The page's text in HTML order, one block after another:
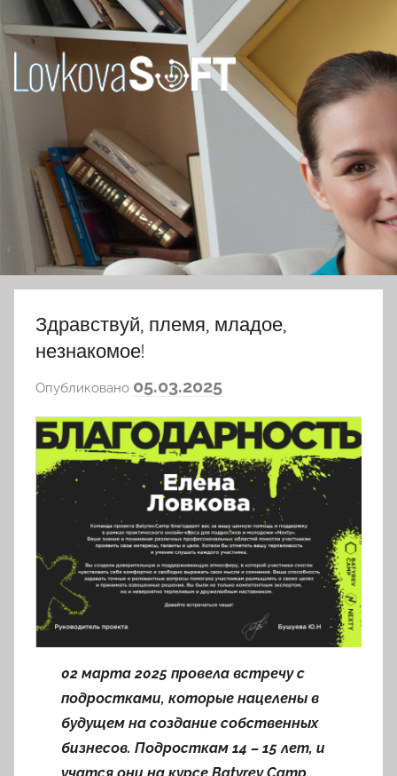
Перейти
к
содержимому
Ловкова
Елена
Юрьевна
Здравствуй, племя, младое,
незнакомое!
Опубликовано 05.03.2025
т
р
о
l
o
v
a
02 марта 2025 провела встречу с
подростками, которые нацелены в
будущем на создание собственных
бизнесов. Подросткам 14 – 15 лет, и
учатся они на курсе Batyrev Camp